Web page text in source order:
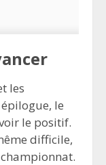
les
le
le positif.
difficile,